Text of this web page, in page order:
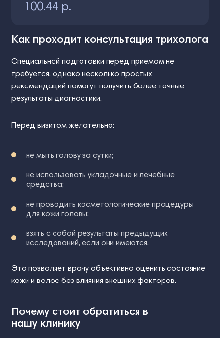
100.44 р.
Как проходит консультация трихолога
Специальной подготовки перед приемом не
требуется, однако несколько простых
рекомендаций помогут получить более точные
результаты диагностики.
Перед визитом желательно:
не мыть голову за сутки;
не использовать укладочные и лечебные
средства;
не проводить косметологические процедуры
для кожи головы;
взять с собой результаты предыдущих
исследований, если они имеются.
Это позволяет врачу объективно оценить состояние
кожи и волос без влияния внешних факторов.
Почему стоит обратиться в
нашу клинику